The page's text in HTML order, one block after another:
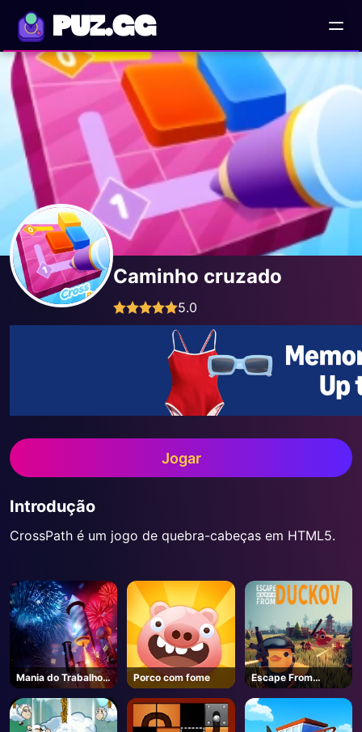
PUZ.GG
Caminho cruzado
5.0
Jogar
Introdução
CrossPath é um jogo de quebra-cabeças em HTML5.
Mania do Trabalho
do Fogo
Porco com fome
Escape From
Duckov - Steam